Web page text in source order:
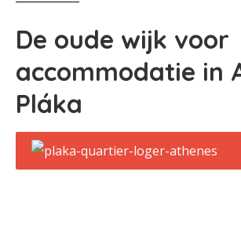
De oude wijk voor
accommodatie in
Pláka